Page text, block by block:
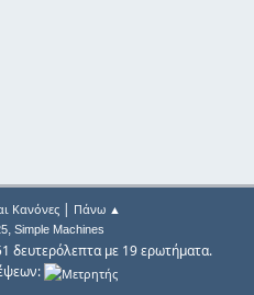
Κανόνες| Πάνω ▲
, Simple Machines
δευτερόλεπτα με 19 ερωτήματα.